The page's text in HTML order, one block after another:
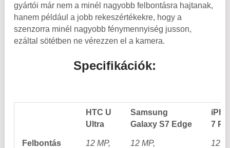
gyártói már nem a minél nagyobb felbontásra hajtanak,
hanem például a jobb rekeszértékekre, hogy a
szenzorra minél nagyobb fénymennyiség jusson,
ezáltal sötétben ne vérezzen el a kamera.
Specifikációk:
HTC U
Ultra
Samsung
Galaxy S7 Edge
7
Felbontás
12 MP,
12 MP,
12